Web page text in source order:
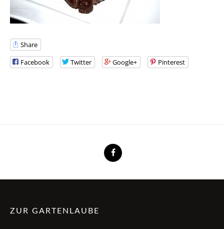
Share
Facebook
Twitter Google+ Pinterest
ZUR GARTENLAUBE